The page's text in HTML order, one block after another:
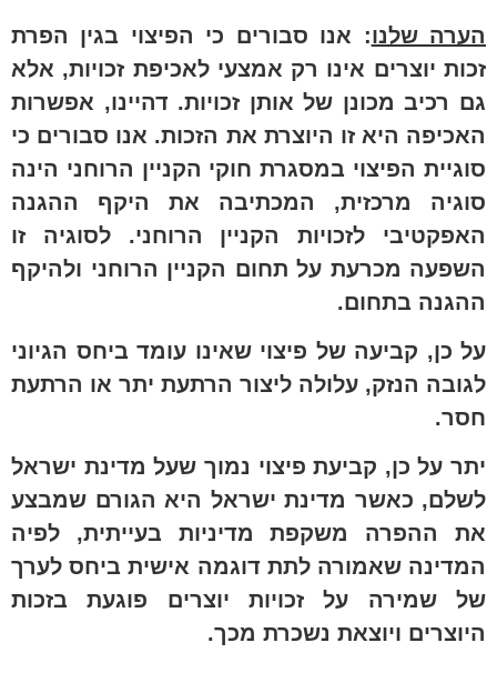
הערה שלנו: אנו סבורים כי הפיצוי בגין הפרת
זכות יוצרים אינו רק אמצעי לאכיפת זכויות, אלא
גם רכיב מכונן של אותן זכויות. דהיינו, אפשרות
האכיפה היא זו היוצרת את הזכות. אנו סבורים כי
סוגיית הפיצוי במסגרת חוקי הקניין הרוחני הינה
סוגיה מרכזית, המכתיבה את היקף ההגנה
האפקטיבי לזכויות הקניין הרוחני. לסוגיה זו
השפעה מכרעת על תחום הקניין הרוחני ולהיקף
ההגנה בתחום.
על כן, קביעה של פיצוי שאינו עומד ביחס הגיוני
לגובה הנזק, עלולה ליצור הרתעת יתר או הרתעת
חסר.
יתר על כן, קביעת פיצוי נמוך שעל מדינת ישראל
לשלם, כאשר מדינת ישראל היא הגורם שמבצע
את ההפרה משקפת מדיניות בעייתית, לפיה
המדינה שאמורה לתת דוגמה אישית ביחס לערך
של שמירה על זכויות יוצרים פוגעת בזכות
היוצרים ויוצאת נשכרת מכך.